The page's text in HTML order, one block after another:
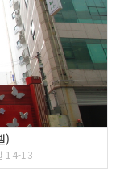
)
14-13